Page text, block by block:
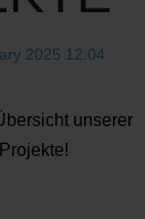
2025 12:04
unserer